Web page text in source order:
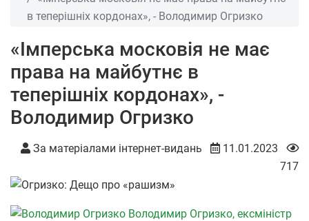
в теперішніх кордонах», - Володимир Огризко
«Імперська московія не має
права на майбутнє в
теперішніх кордонах», -
Володимир Огризко
За матеріалами інтернет-видань
11.01.2023
717
Володимир Огризко, ексміністр